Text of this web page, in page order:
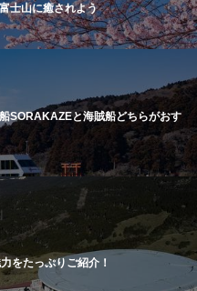
士山に癒されよう
SORAKAZEと海賊船どちらがおす
をたっぷりご紹介！